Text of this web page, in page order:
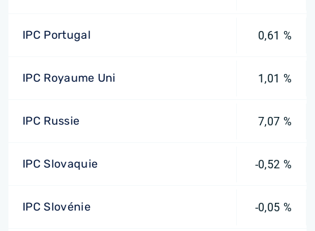
IPC Portugal 0,61 %
IPC Royaume Uni 1,01 %
IPC Russie 7,07 %
IPC Slovaquie -0,52 %
IPC Slovénie -0,05 %